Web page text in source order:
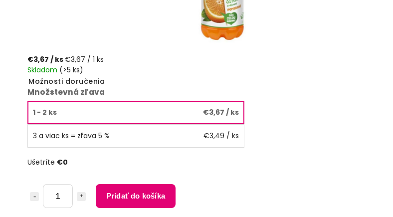
€3,67 / ks€3,67 / 1 ks
Skladom (>5 ks)
Možnosti doručenia
Množstevná zľava
1 - 2 ks €3,67 / ks
3 a viac ks = zľava 5 % €3,49 / ks
Ušetríte €0
Pridať do košíka